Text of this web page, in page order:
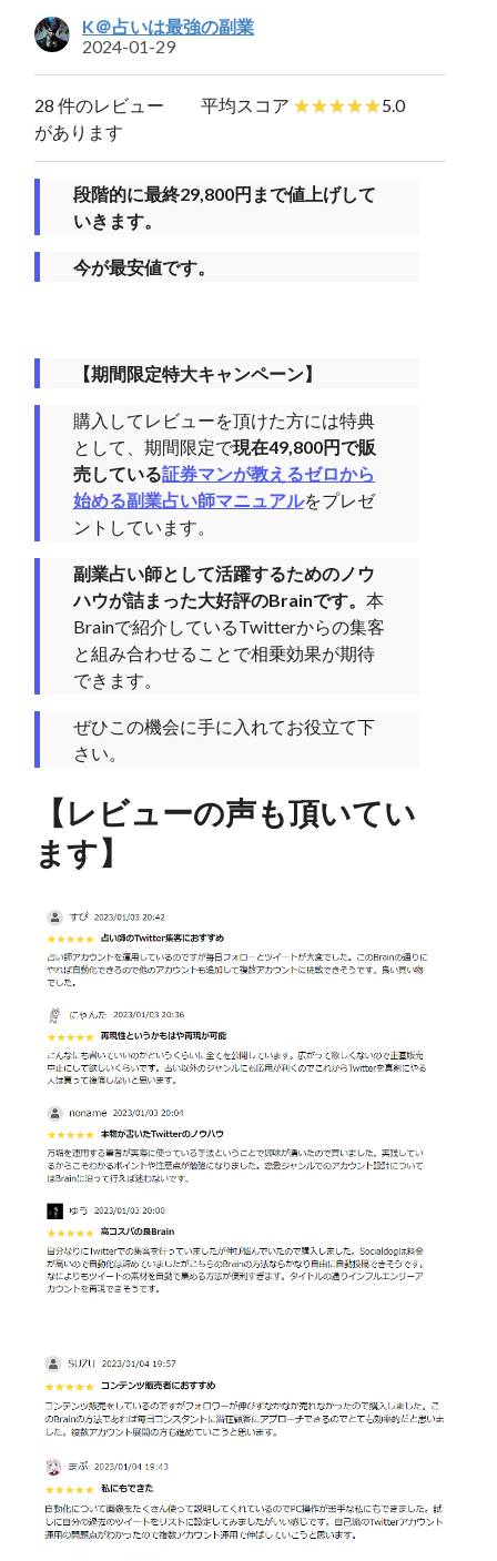
K＠占いは最強の副業
2024-01-29
28 件のレビュー
があります
平均スコア 5.0
段階的に最終29,800円まで値上げして
いきます。
今が最安値です。
【期間限定特大キャンペーン】
購入してレビューを頂けた方には特典
として、期間限定で現在49,800円で販
売している証券マンが教えるゼロから
始める副業占い師マニュアルをプレゼ
ントしています。
副業占い師として活躍するためのノウ
ハウが詰まった大好評のBrainです。 本
Brainで紹介しているTwitterからの集客
と組み合わせることで相乗効果が期待
できます。
ぜひこの機会に手に入れてお役立て下
さい。
【レビューの声も頂いてい
ます】